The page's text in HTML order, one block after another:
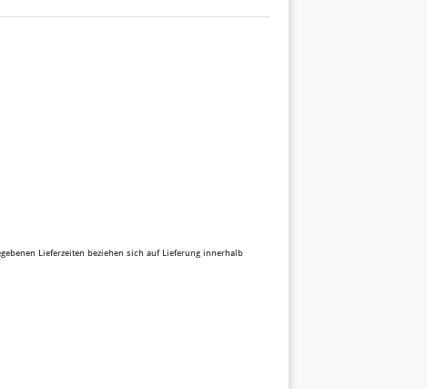
Lieferzeiten beziehen sich auf Lieferung innerhalb